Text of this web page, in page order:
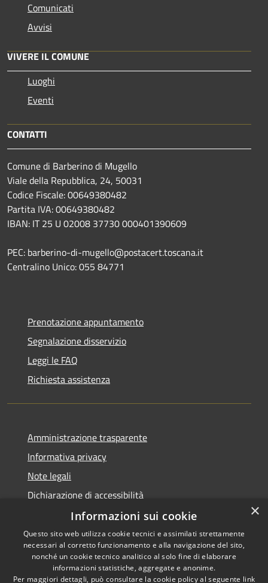
Comunicati
Avvisi
VIVERE IL COMUNE
Luoghi
Eventi
CONTATTI
Comune di Barberino di Mugello
Viale della Repubblica, 24, 50031
Codice Fiscale: 00649380482
Partita IVA: 00649380482
IBAN: IT 25 U 02008 37730 000401390609
PEC: barberino-di-mugello@postacert.toscana.it
Centralino Unico: 055 84771
Prenotazione appuntamento
Segnalazione disservizio
Leggi le FAQ
Richiesta assistenza
Amministrazione trasparente
Informativa privacy
Note legali
Dichiarazione di accessibilità
Accessibilità
Copyright © 2026 • Comune di
Barberino di Mugello •
×
Informazioni sui cookie
Questo sito web utilizza cookie tecnici e assimilati strettamente
necessari al corretto funzionamento e alla navigazione del sito,
nonché un cookie tecnico analitico al solo fine di elaborare
informazioni statistiche, aggregate e anonime.
Per maggiori dettagli, può consultare la cookie policy al seguente link